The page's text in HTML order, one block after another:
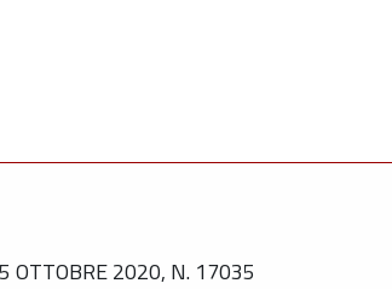
OTTOBRE 2020, N. 17035